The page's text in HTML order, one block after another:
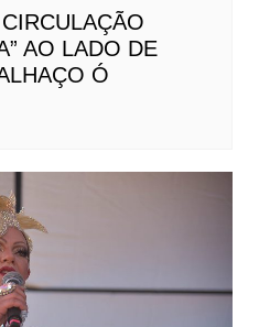
AO LADO DE
Ó